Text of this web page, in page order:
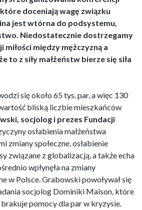
doceniają wagę związku
jest wtórna do podsystemu,
Niedostatecznie dostrzegamy
miłości między mężczyzną a
to z siły małżeństw bierze się siła
się około 65 tys. par, a więc 130
bliską liczbie mieszkańców
socjolog i prezes Fundacji
osłabienia małżeństwa
zmiany społeczne, osłabienie
związane z globalizacją, a także echa
wpłynęła na zmiany
w Polsce. Grabowski powoływał się
socjolog Dominiki Maison, które
brakuje pomocy dla par w kryzysie.